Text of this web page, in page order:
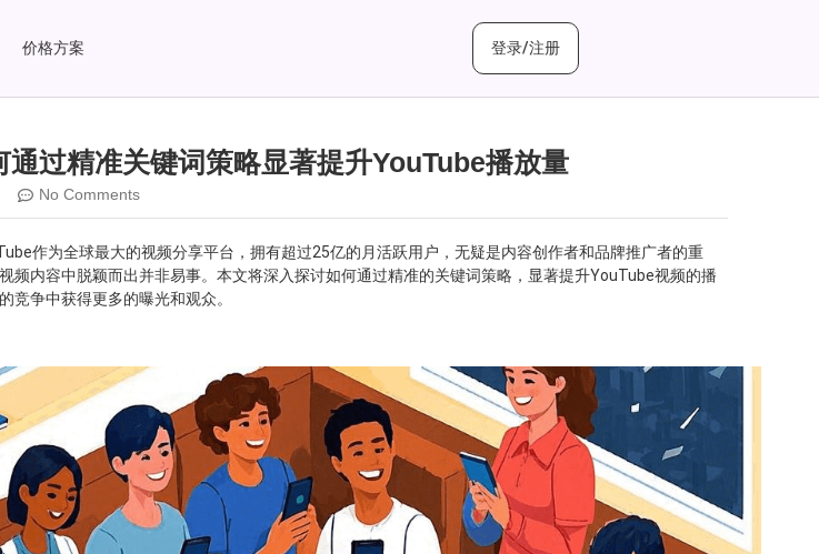
价格方案 登录/注册
通过精准关键词策略显著提升YouTube播放量
No Comments
作为全球最大的视频分享平台，拥有超过25亿的月活跃用户，无疑是内容创作者和品牌推广者的重
频内容中脱颖而出并非易事。本文将深入探讨如何通过精准的关键词策略，显著提升YouTube视频的播
竞争中获得更多的曝光和观众。